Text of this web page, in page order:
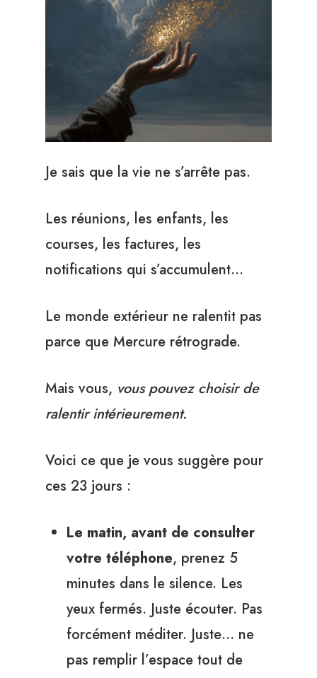
Je sais que la vie ne s’arrête pas.
Les réunions, les enfants, les
courses, les factures, les
notifications qui s’accumulent…
Le monde extérieur ne ralentit pas
parce que Mercure rétrograde.
Mais vous, vous pouvez choisir de
ralentir intérieurement.
Voici ce que je vous suggère pour
ces 23 jours :
Le matin, avant de consulter
votre téléphone, prenez 5
minutes dans le silence. Les
yeux fermés. Juste écouter. Pas
forcément méditer. Juste… ne
pas remplir l’espace tout de